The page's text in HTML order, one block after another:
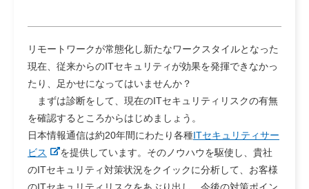
リモートワークが常態化し新たなワークスタイルとなった
現在、従来からのITセキュリティが効果を発揮できなかっ
たり、足かせになってはいませんか？
まずは診断をして、現在のITセキュリティリスクの有無
を確認するところからはじめましょう。
日本情報通信は約20年間にわたり各種ITセキュリティサー
ビス
を提供しています。そのノウハウを駆使し、貴社
のITセキュリティ対策状況をクイックに分析して、お客様